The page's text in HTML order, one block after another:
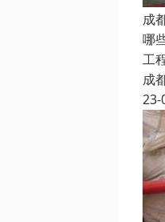
成
哪
工
成
23-